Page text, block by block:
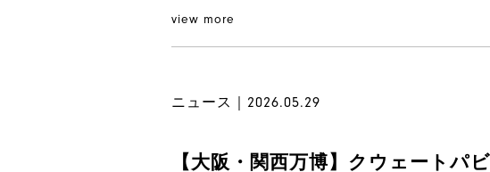
view more
ニュース｜2026.05.29
【大阪・関西万博】クウェートパ